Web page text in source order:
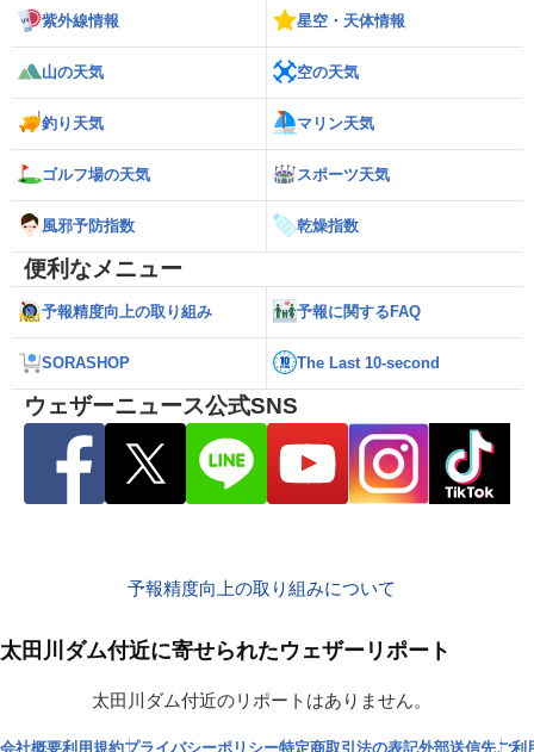
紫外線情報 星空・天体情報
山の天気 空の天気
釣り天気 マリン天気
ゴルフ場の天気 スポーツ天気
風邪予防指数 乾燥指数
便利なメニュー
予報精度向上の取り組み 予報に関するFAQ
SORASHOP The Last 10-second
ウェザーニュース公式SNS
予報精度向上の取り組みについて
太田川ダム付近に寄せられたウェザーリポート
太田川ダム付近のリポートはありません。
会社概要利用規約プライバシーポリシー特定商取引法の表記外部送信先ご利